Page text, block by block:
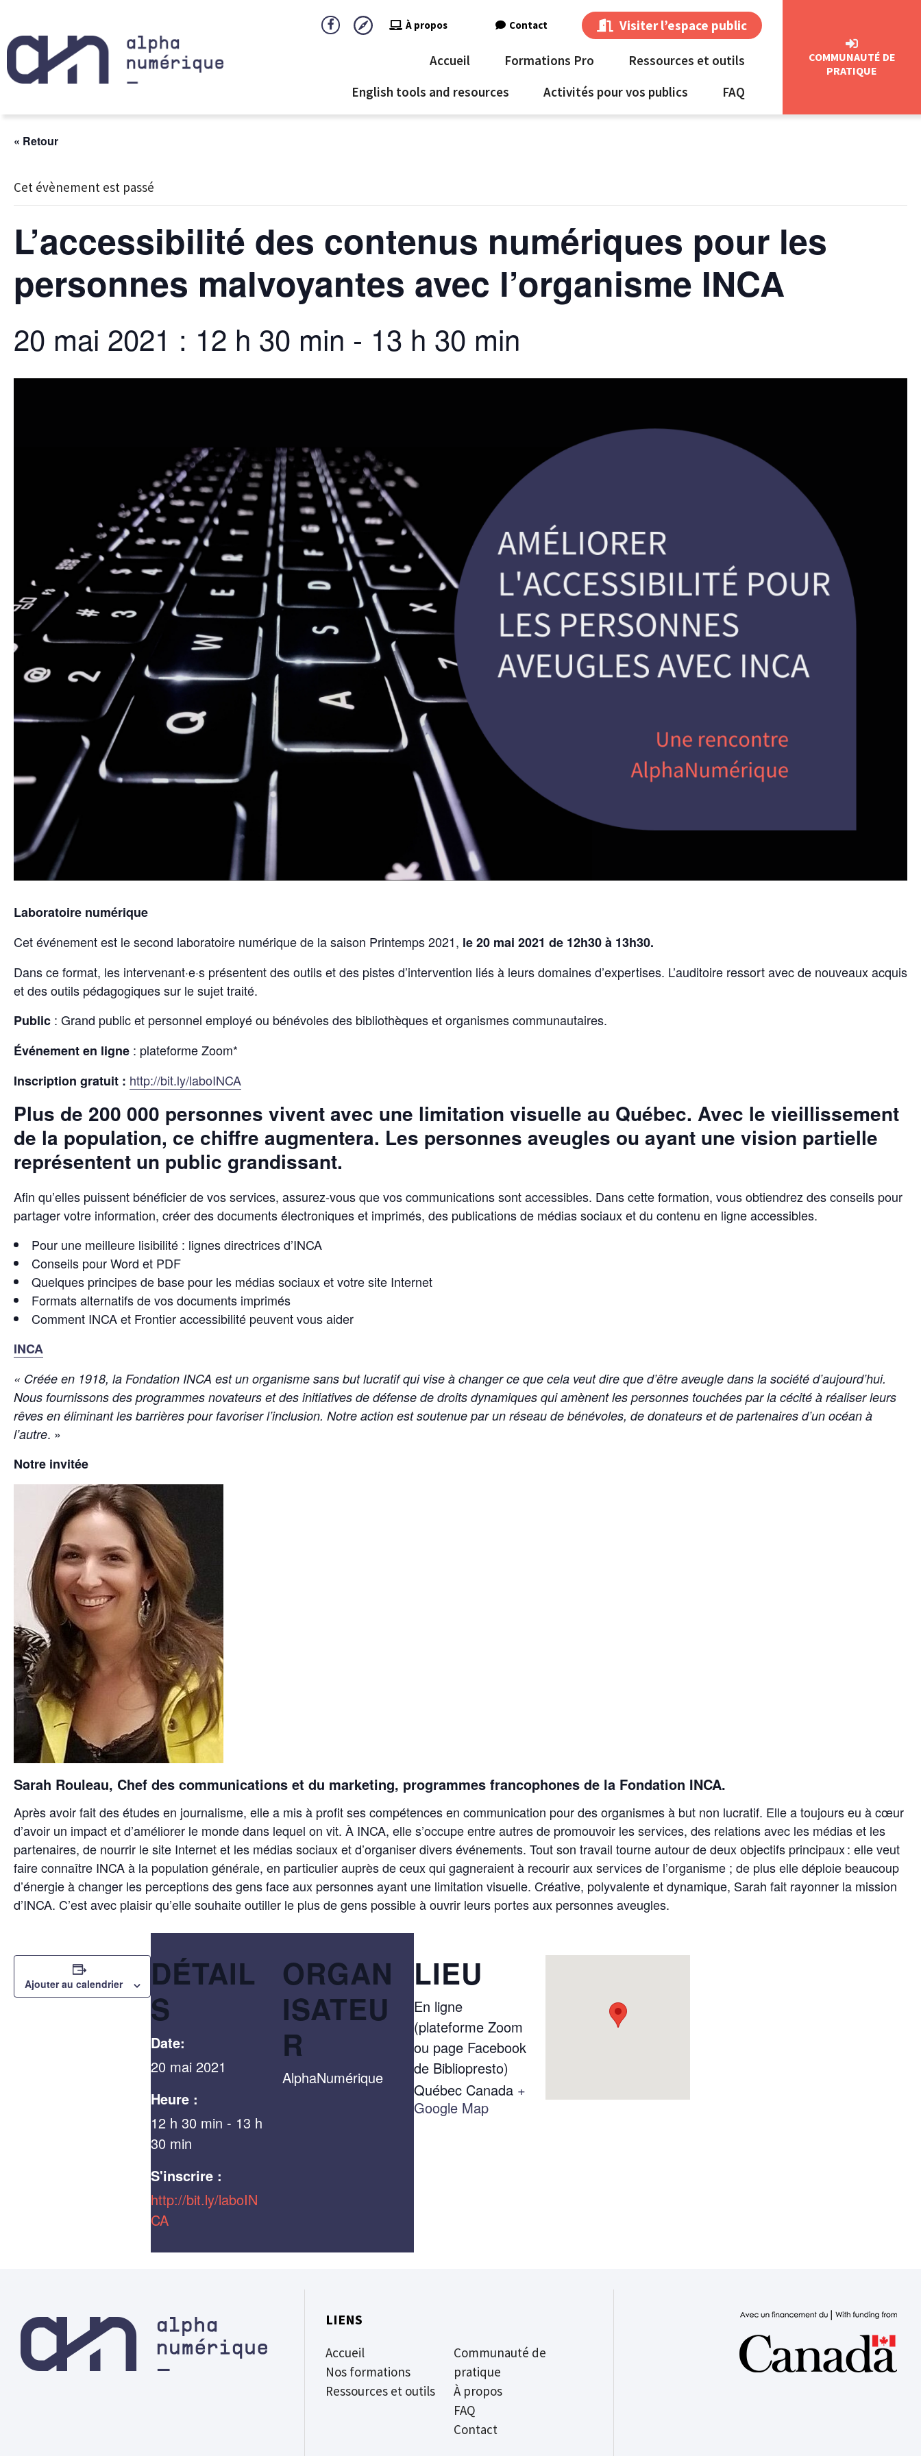
À propos Contact Visiter l’espace public
Accueil Formations Pro
Ressources et outils
English tools and resources
Activités pour vos publics FAQ
COMMUNAUTÉ DE
PRATIQUE
« Retour
Cet évènement est passé
L’accessibilité des contenus numériques pour les
personnes malvoyantes avec l’organisme INCA
20 mai 2021 : 12 h 30 min - 13 h 30 min
Laboratoire numérique
Cet événement est le second laboratoire numérique de la saison Printemps 2021, le 20 mai 2021 de 12h30 à 13h30.
Dans ce format, les intervenant·e·s présentent des outils et des pistes d’intervention liés à leurs domaines d’expertises. L’auditoire ressort avec de nouveaux acquis
et des outils pédagogiques sur le sujet traité.
Public : Grand public et personnel employé ou bénévoles des bibliothèques et organismes communautaires.
Événement en ligne : plateforme Zoom*
Inscription gratuit : http://bit.ly/laboINCA
Plus de 200 000 personnes vivent avec une limitation visuelle au Québec. Avec le vieillissement
de la population, ce chiffre augmentera. Les personnes aveugles ou ayant une vision partielle
représentent un public grandissant.
Afin qu’elles puissent bénéficier de vos services, assurez-vous que vos communications sont accessibles. Dans cette formation, vous obtiendrez des conseils pour
partager votre information, créer des documents électroniques et imprimés, des publications de médias sociaux et du contenu en ligne accessibles.
Pour une meilleure lisibilité : lignes directrices d’INCA
Conseils pour Word et PDF
Quelques principes de base pour les médias sociaux et votre site Internet
Formats alternatifs de vos documents imprimés
Comment INCA et Frontier accessibilité peuvent vous aider
INCA
« Créée en 1918, la Fondation INCA est un organisme sans but lucratif qui vise à changer ce que cela veut dire que d’être aveugle dans la société d’aujourd’hui.
Nous fournissons des programmes novateurs et des initiatives de défense de droits dynamiques qui amènent les personnes touchées par la cécité à réaliser leurs
rêves en éliminant les barrières pour favoriser l’inclusion. Notre action est soutenue par un réseau de bénévoles, de donateurs et de partenaires d’un océan à
l’autre. »
Notre invitée
Sarah Rouleau, Chef des communications et du marketing, programmes francophones de la Fondation INCA.
Après avoir fait des études en journalisme, elle a mis à profit ses compétences en communication pour des organismes à but non lucratif. Elle a toujours eu à cœur
d’avoir un impact et d’améliorer le monde dans lequel on vit. À INCA, elle s’occupe entre autres de promouvoir les services, des relations avec les médias et les
partenaires, de nourrir le site Internet et les médias sociaux et d’organiser divers événements. Tout son travail tourne autour de deux objectifs principaux : elle veut
faire connaître INCA à la population générale, en particulier auprès de ceux qui gagneraient à recourir aux services de l’organisme ; de plus elle déploie beaucoup
d’énergie à changer les perceptions des gens face aux personnes ayant une limitation visuelle. Créative, polyvalente et dynamique, Sarah fait rayonner la mission
d’INCA. C’est avec plaisir qu’elle souhaite outiller le plus de gens possible à ouvrir leurs portes aux personnes aveugles.
Ajouter au calendrier
DÉTAIL
S
Date:
20 mai 2021
Heure :
12 h 30 min - 13 h
30 min
S'inscrire :
http://bit.ly/laboIN
CA
ORGAN
ISATEU
R
AlphaNumérique
LIEU
En ligne
(plateforme Zoom
ou page Facebook
de Bibliopresto)
Québec Canada +
Google Map
LIENS
Accueil
Nos formations
Ressources et outils
Communauté de
pratique
À propos
FAQ
Contact